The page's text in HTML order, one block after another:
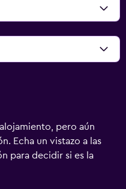
pero aún
Echa un vistazo a las
para decidir si es la